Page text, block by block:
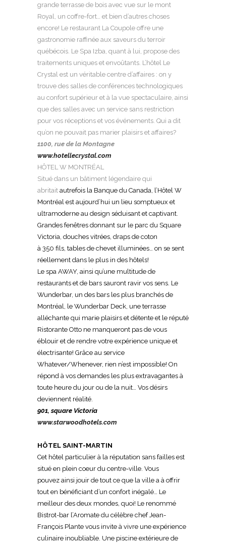
grande terrasse de bois avec vue sur le mont
Royal, un coffre-fort… et bien d’autres choses
encore! Le restaurant La Coupole offre une
gastronomie raffinée aux saveurs du terroir
québécois. Le Spa Izba, quant à lui, propose des
traitements uniques et envoûtants. L’hôtel Le
Crystal est un véritable centre d’affaires : on y
trouve des salles de conférences technologiques
au confort supérieur et à la vue spectaculaire, ainsi
que des salles avec un service sans restriction
pour vos réceptions et vos événements. Qui a dit
qu’on ne pouvait pas marier plaisirs et affaires?
1100, rue de la Montagne
www.hotellecrystal.com
HÔTEL W MONTRÉAL
Situé dans un bâtiment légendaire qui
abritait autrefois la Banque du Canada, l’Hôtel W
Montréal est aujourd’hui un lieu somptueux et
ultramoderne au design séduisant et captivant.
Grandes fenêtres donnant sur le parc du Square
Victoria, douches vitrées, draps de coton
à 350 fils, tables de chevet illuminées… on se sent
réellement dans le plus in des hôtels!
Le spa AWAY, ainsi qu’une multitude de
restaurants et de bars sauront ravir vos sens. Le
Wunderbar, un des bars les plus branchés de
Montréal, le Wunderbar Deck, une terrasse
alléchante qui marie plaisirs et détente et le réputé
Ristorante Otto ne manqueront pas de vous
éblouir et de rendre votre expérience unique et
électrisante! Grâce au service
Whatever/Whenever, rien n’est impossible! On
répond à vos demandes les plus extravagantes à
toute heure du jour ou de la nuit… Vos désirs
deviennent réalité.
901, square Victoria
www.starwoodhotels.com
HÔTEL SAINT-MARTIN
Cet hôtel particulier à la réputation sans failles est
situé en plein coeur du centre-ville. Vous
pouvez ainsi jouir de tout ce que la ville a à offrir
tout en bénéficiant d’un confort inégalé… Le
meilleur des deux mondes, quoi! Le renommé
Bistrot-bar l’Aromate du célèbre chef Jean-
François Plante vous invite à vivre une expérience
culinaire inoubliable. Une piscine extérieure de